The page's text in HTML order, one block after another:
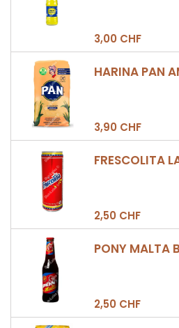
3,00 CHF
3,90 CHF
2,50 CHF
2,50 CHF